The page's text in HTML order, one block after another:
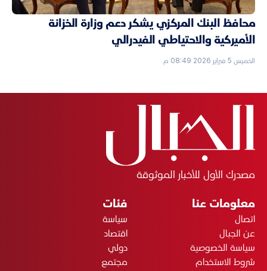
محافظ البنك المركزي يشكر دعم وزارة الخزانة
الأميركية والاحتياطي الفيدرالي
الخميس 5 فبراير 2026 08:49 م
مصدرك الأول للأخبار الموثوقة
معلومات عنا
اتصال
عن الجبال
سياسة الخصوصية
شروط الاستخدام
فئات
سياسة
اقتصاد
دولي
مجتمع